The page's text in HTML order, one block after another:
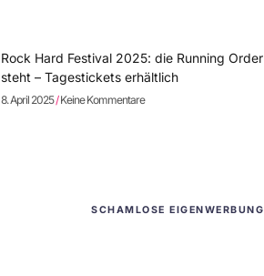
Rock Hard Festival 2025: die Running Order
steht – Tagestickets erhältlich
8. April 2025 Keine Kommentare
SCHAMLOSE EIGENWERBUNG